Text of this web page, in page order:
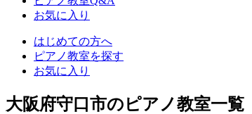
お気に入り
はじめての方へ
ピアノ教室を探す
お気に入り
大阪府守口市のピアノ教室一覧